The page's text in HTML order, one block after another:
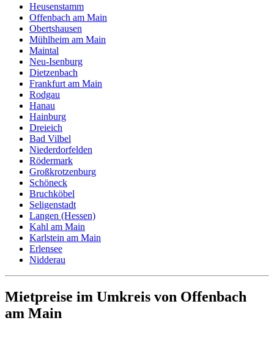
Heusenstamm
Offenbach am Main
Obertshausen
Mühlheim am Main
Maintal
Neu-Isenburg
Dietzenbach
Frankfurt am Main
Rodgau
Hanau
Hainburg
Dreieich
Bad Vilbel
Niederdorfelden
Rödermark
Großkrotzenburg
Schöneck
Bruchköbel
Seligenstadt
Langen (Hessen)
Kahl am Main
Karlstein am Main
Erlensee
Nidderau
Mietpreise im Umkreis von Offenbach
am Main